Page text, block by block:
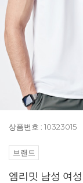
상품번호 : 10323015
브랜드
엠리밋 남성 여